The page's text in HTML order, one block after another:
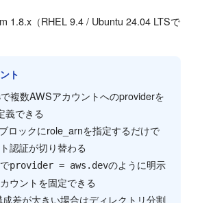
1.8.x（RHEL 9.4 / Ubuntu 24.04 LTSで
ト
複数AWSアカウントへのproviderを
義できる
ロックにrole_arnを指定するだけで
認証が切り替わる
provider = aws.devのように明示
ウントを固定できる
成差が大きい場合はディレクトリ分割